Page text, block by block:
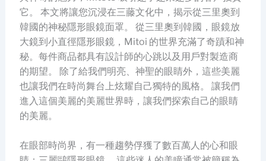
它。 本文將讓您沉浸在三藤文化中，揭示從三里奧到
韓國的神秘隱形眼鏡面罩。 從三里奧到韓國，眼鏡放
大鏡到小直徑隱形眼鏡，Mitoi 的世界充滿了奇蹟和神
秘。每件商品都具有設計師的心跳以及用戶對製造商
的期望。 除了給我們明亮、神聖的眼睛外，這些美麗
也讓我們在時尚舞台上炫耀自己獨特的風格。 讓我們
進入這個美麗的美麗世界時，讓我們探索自己的眼睛
的美麗。
在眼部時尚界，有一種趨勢俘獲了數百萬人的心和眼